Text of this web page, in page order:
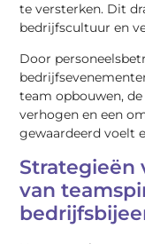
te versterken. Dit
bedrijfscultuur en
Door
team opbouwen,
verhogen en een
gewaardeerd voelt
Strategieën
van